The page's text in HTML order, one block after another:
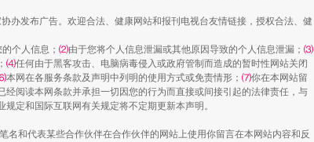
山西：不断增强治理腐败综合效能
办发布广告。欢迎合法、健康网站和报刊电视台友情链接，授权合法、健
个人信息； ⑵由于您将个人信息泄漏或其他原因导致的个人信息泄漏； ⑶
⑷任何由于黑客攻击、电脑病毒侵入或政府管制而造成的暂时性网站关闭
本网在各服务条款及声明中列明的使用方式或免责情形； ⑺你在本网站留
阅读本网条款并承担一切因您的行为而直接或间接引起的法律责任，与
定和国际互联网有关规定将不定期更新本声明。
名和代表某些合作伙伴在合作伙伴的网站上使用你留言在本网站内容和反